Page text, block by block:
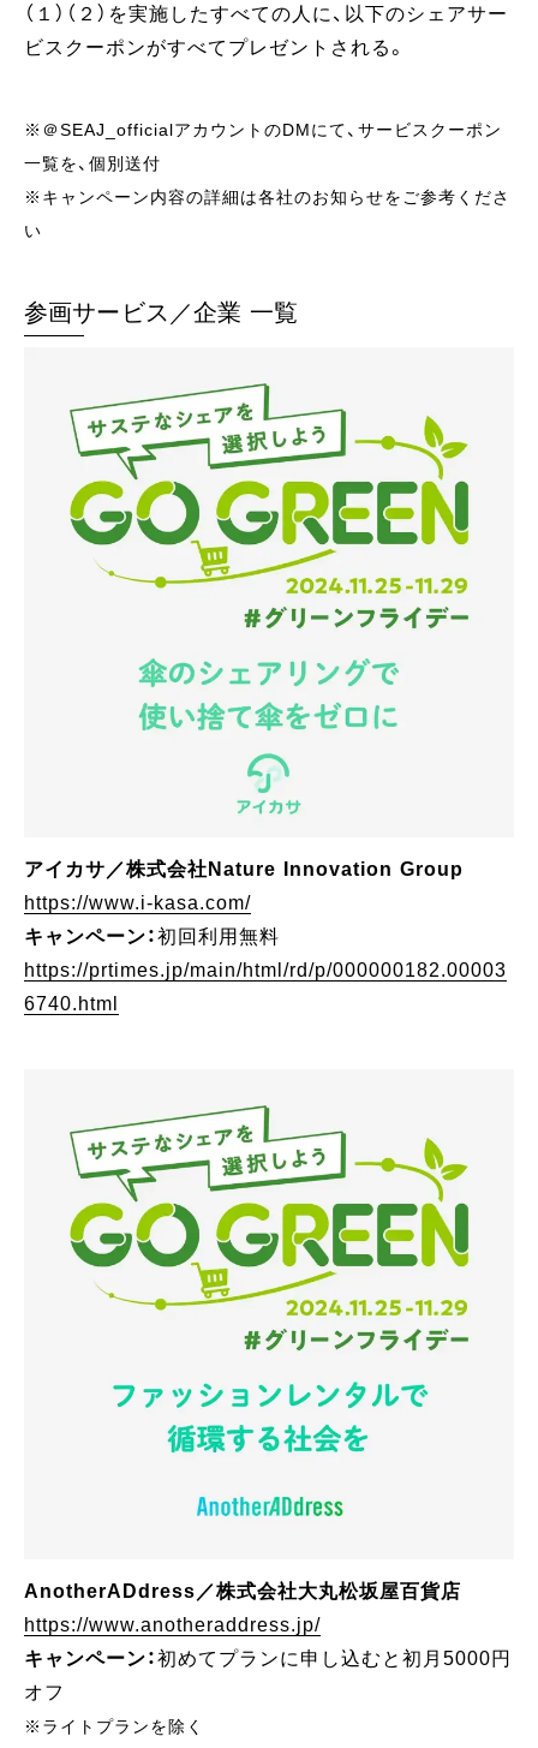
（１）（２）を実施したすべての人に、以下のシェアサー
ビスクーポンがすべてプレゼントされる。
※＠SEAJ_officialアカウントのDMにて、サービスクーポン
一覧を、個別送付
※キャンペーン内容の詳細は各社のお知らせをご参考くださ
い
参画サービス／企業 一覧
アイカサ／株式会社Nature Innovation Group
https://www.i-kasa.com/
キャンペーン：初回利用無料
https://prtimes.jp/main/html/rd/p/000000182.00003
6740.html
AnotherADdress／株式会社大丸松坂屋百貨店
https://www.anotheraddress.jp/
キャンペーン：初めてプランに申し込むと初月5000円
オフ
※ライトプランを除く